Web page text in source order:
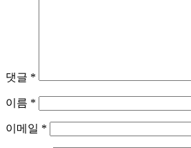
댓글 *
이름 *
이메일 *